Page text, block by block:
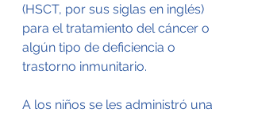
(HSCT, por sus siglas en inglés)
para el tratamiento del cáncer o
algún tipo de deficiencia o
trastorno inmunitario.
A los niños se les administró una